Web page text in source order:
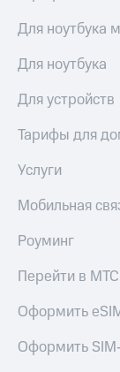
Для ноутбука
Для ноутбука
Для устройств
Тарифы для
Услуги
Мобильная
Роуминг
Перейти в
Оформить
Оформить